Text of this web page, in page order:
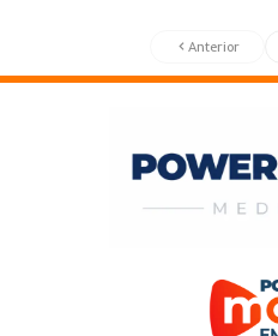
Anterior